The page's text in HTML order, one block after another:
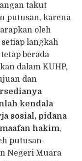
takut
putusan, karena
oleh
langkah
berada
dalam KUHP,
dan
kendala
sosial, pidana
hakim,
putusan-
Negeri Muara